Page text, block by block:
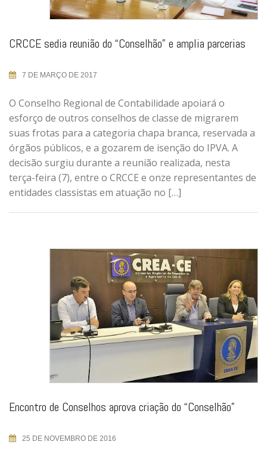
CRCCE sedia reunião do “Conselhão” e amplia parcerias
7 DE MARÇO DE 2017
O Conselho Regional de Contabilidade apoiará o
esforço de outros conselhos de classe de migrarem
suas frotas para a categoria chapa branca, reservada a
órgãos públicos, e a gozarem de isenção do IPVA. A
decisão surgiu durante a reunião realizada, nesta
terça-feira (7), entre o CRCCE e onze representantes de
entidades classistas em atuação no […]
Encontro de Conselhos aprova criação do “Conselhão”
25 DE NOVEMBRO DE 2016